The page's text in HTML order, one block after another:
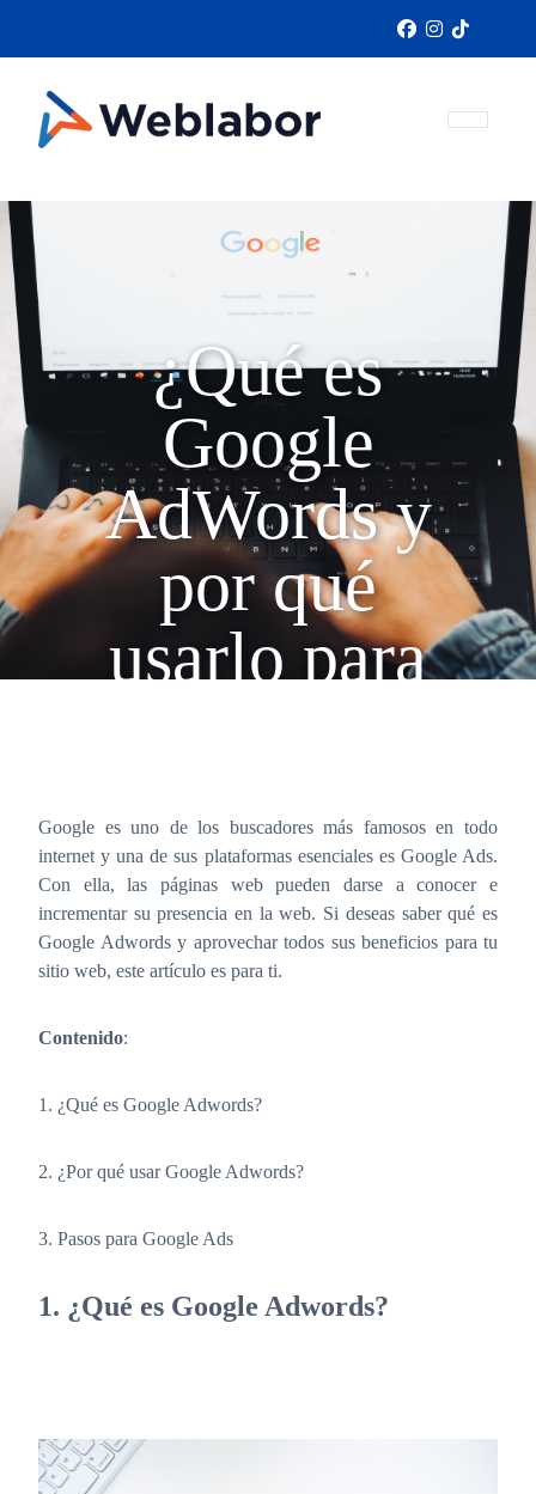
¿Qué es
Google
AdWords y
por qué
usarlo para
web?
Google es uno de los buscadores más famosos en todo
internet y una de sus plataformas esenciales es Google Ads.
Con ella, las páginas web pueden darse a conocer e
incrementar su presencia en la web. Si deseas saber qué es
Google Adwords y aprovechar todos sus beneficios para tu
sitio web, este artículo es para ti.
Contenido:
1. ¿Qué es Google Adwords?
2. ¿Por qué usar Google Adwords?
3. Pasos para Google Ads
1. ¿Qué es Google Adwords?